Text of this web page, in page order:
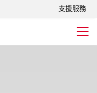
支援服務